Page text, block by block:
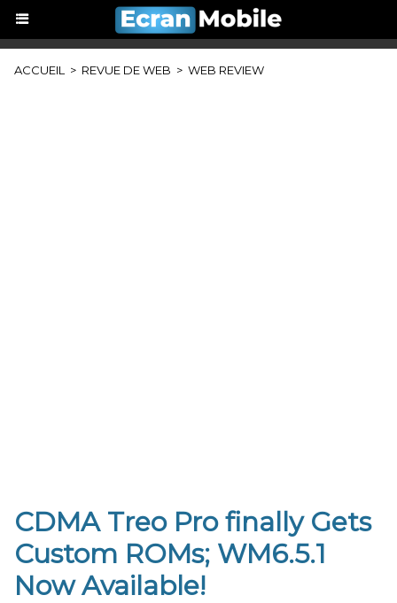
ACCUEIL > REVUE DE WEB > WEB REVIEW
CDMA Treo Pro finally Gets
Custom ROMs; WM6.5.1
Now Available!